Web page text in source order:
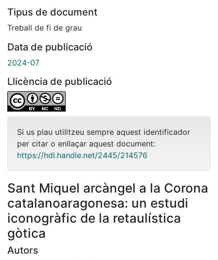
Tipus de document
Treball de fi de grau
Data de publicació
2024-07
Llicència de publicació
Si us plau utilitzeu sempre aquest identificador
per citar o enllaçar aquest document:
https://hdl.handle.net/2445/214576
Sant Miquel arcàngel a la Corona
catalanoaragonesa: un estudi
iconogràfic de la retaulística
gòtica
Autors